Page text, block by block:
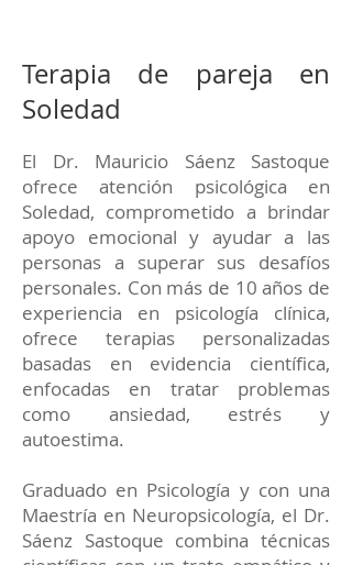
Terapia de pareja en
Soledad
El Dr. Mauricio Sáenz Sastoque
ofrece atención psicológica en
Soledad, comprometido a brindar
apoyo emocional y ayudar a las
personas a superar sus desafíos
personales. Con más de 10 años de
experiencia en psicología clínica,
ofrece terapias personalizadas
basadas en evidencia científica,
enfocadas en tratar problemas
como ansiedad, estrés y
autoestima.
Graduado en Psicología y con una
Maestría en Neuropsicología, el Dr.
Sáenz Sastoque combina técnicas